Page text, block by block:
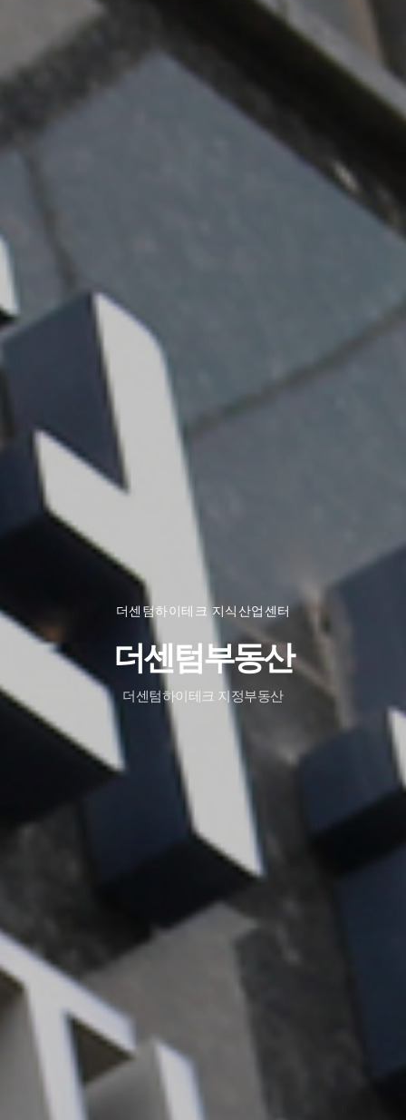
더센텀하이테크 지식산업센터
더센텀부동산
더센텀하이테크 지정부동산